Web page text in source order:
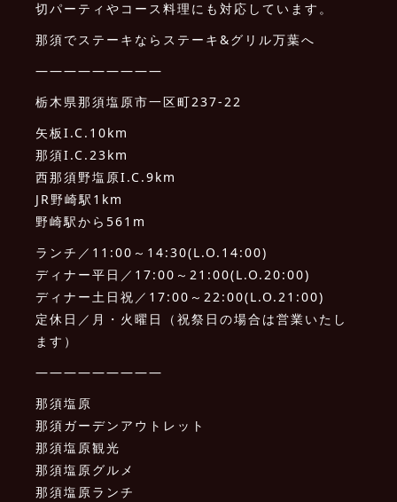
切パーティやコース料理にも対応しています。
那須でステーキならステーキ&グリル万葉へ
—————————
栃木県那須塩原市一区町237-22
矢板I.C.10km
那須I.C.23km
西那須野塩原I.C.9km
JR野崎駅1km
野崎駅から561m
ランチ／11:00～14:30(L.O.14:00)
ディナー平日／17:00～21:00(L.O.20:00)
ディナー土日祝／17:00～22:00(L.O.21:00)
定休日／月・火曜日（祝祭日の場合は営業いたし
ます）
—————————
那須塩原
那須ガーデンアウトレット
那須塩原観光
那須塩原グルメ
那須塩原ランチ